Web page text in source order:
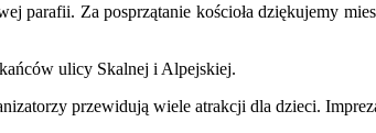
parafii. Za posprzątanie kościoła dziękujemy
ulicy Skalnej i Alpejskiej.
przewidują wiele atrakcji dla dzieci.